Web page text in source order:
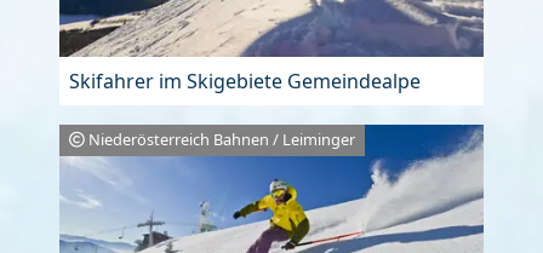
Skifahrer im Skigebiete Gemeindealpe
Niederösterreich Bahnen / Leiminger